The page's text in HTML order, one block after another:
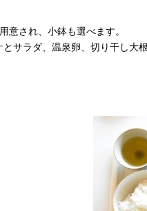
意され、小鉢も選べます。
サラダ、温泉卵、切り干し大